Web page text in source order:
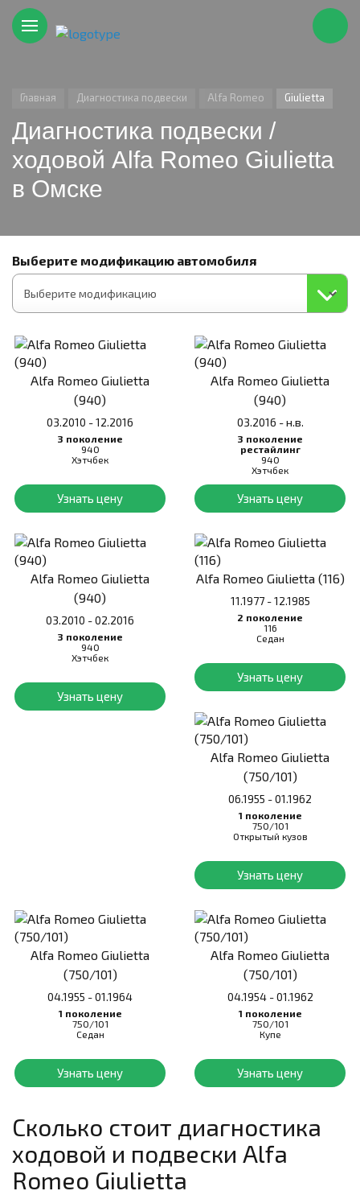
Главная Диагностика подвески Alfa Romeo Giulietta
Диагностика подвески /
ходовой Alfa Romeo Giulietta
в Омске
Выберите модификацию автомобиля
Alfa Romeo Giulietta
(940)
03.2010 - 12.2016
3 поколение
940
Хэтчбек
Узнать цену
Alfa Romeo Giulietta
(940)
03.2016 - н.в.
3 поколение
рестайлинг
940
Хэтчбек
Узнать цену
Alfa Romeo Giulietta
(940)
03.2010 - 02.2016
3 поколение
940
Хэтчбек
Узнать цену
Alfa Romeo Giulietta (116)
11.1977 - 12.1985
2 поколение
116
Седан
Узнать цену
Alfa Romeo Giulietta
(750/101)
06.1955 - 01.1962
1 поколение
750/101
Открытый кузов
Узнать цену
Alfa Romeo Giulietta
(750/101)
04.1955 - 01.1964
1 поколение
750/101
Седан
Узнать цену
Alfa Romeo Giulietta
(750/101)
04.1954 - 01.1962
1 поколение
750/101
Купе
Узнать цену
Сколько стоит диагностика
ходовой и подвески Alfa
Romeo Giulietta